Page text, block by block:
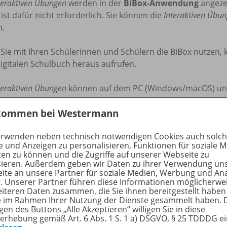
Übungenwerden in der BiBox-Anwendung
ist dafür nicht erforderlich. Sie können die Interaktiven
mit Ihren Schülerinnen und Schülern die BiBox nutzen,
Schulbuch heraus aufrufen.
Übungen können auf dem PC (Windows/macOS)
fortgesetzt werden.
für Lehrkräfte und Referendar/-innen
Sie sich 100% Rabatt auf Ihr digitales Prüfstück.
Sie die gewünschteInteraktive Übungaus.
Sie auf den Buttonzum Kauf und melden sich mit
bei Westermann
neben technisch notwendigen Cookies auch
und Anzeigen zu personalisieren, Funktionen für soziale
zu können und die Zugriffe auf unserer Webseite zu
Außerdem geben wir Daten zu ihrer Verwendung
an unsere Partner für soziale Medien, Werbung und
Unserer Partner führen diese Informationen
Daten zusammen, die Sie ihnen bereitgestellt
im Rahmen Ihrer Nutzung der Dienste gesammelt haben.
des Buttons „Alle Akzeptieren“ willigen Sie in diese
gemäß Art. 6 Abs. 1 S. 1 a) DSGVO, § 25 TDDDG